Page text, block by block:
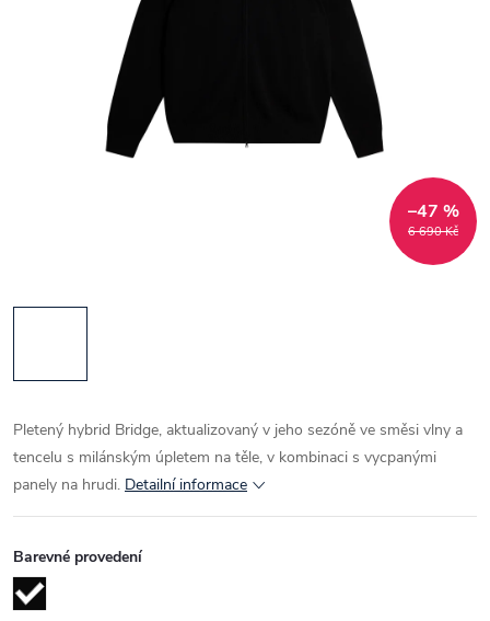
6 690 Kč
–47 %
Pletený hybrid Bridge, aktualizovaný v jeho sezóně ve směsi vlny a
tencelu s milánským úpletem na těle, v kombinaci s vycpanými
panely na hrudi. Detailní informace
Barevné provedení